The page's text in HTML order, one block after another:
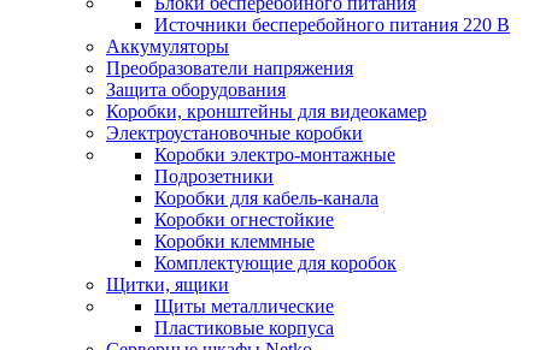
Источники бесперебойного питания 220 В
Аккумуляторы
Преобразователи напряжения
Защита оборудования
Коробки, кронштейны для видеокамер
Электроустановочные коробки
Коробки электро-монтажные
Подрозетники
Коробки для кабель-канала
Коробки огнестойкие
Коробки клеммные
Комплектующие для коробок
Щитки, ящики
Щиты металлические
Пластиковые корпуса